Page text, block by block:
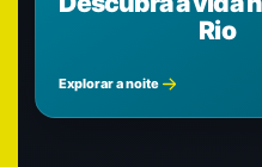
Rio
Explorar a noite